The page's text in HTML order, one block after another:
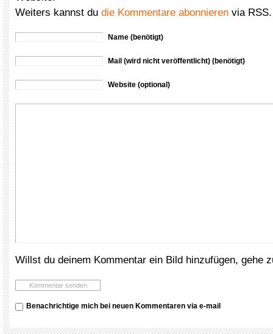
Weiters kannst du die Kommentare abonnieren via RSS.
Name (benötigt)
Mail (wird nicht veröffentlicht) (benötigt)
Website (optional)
Willst du deinem Kommentar ein Bild hinzufügen, gehe
Benachrichtige mich bei neuen Kommentaren via e-mail